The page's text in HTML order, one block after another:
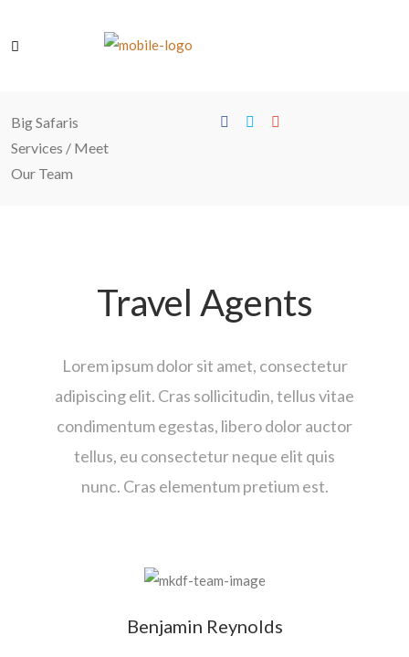
Big Safaris
Services / Meet
Our Team
Travel Agents
Lorem ipsum dolor sit amet, consectetur
adipiscing elit. Cras sollicitudin, tellus vitae
condimentum egestas, libero dolor auctor
tellus, eu consectetur neque elit quis
nunc. Cras elementum pretium est.
Benjamin Reynolds